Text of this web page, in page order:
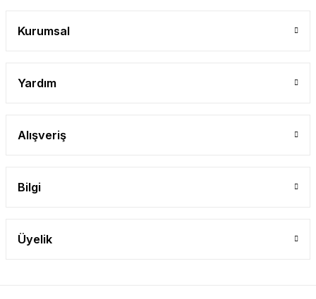
Kurumsal
Yardım
Alışveriş
Bilgi
Üyelik